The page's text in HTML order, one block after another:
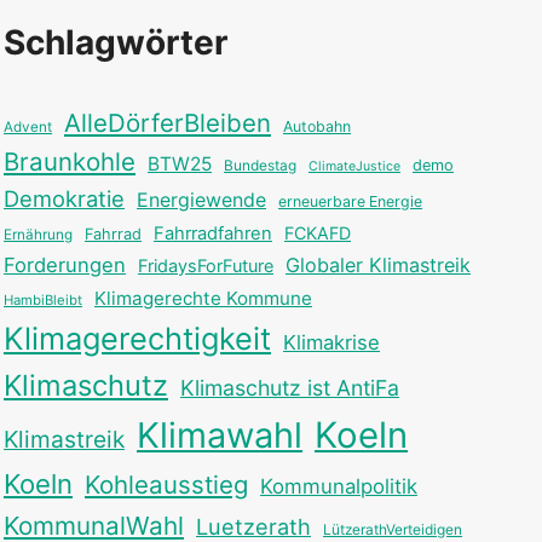
Schlagwörter
Advent AlleDörferBleiben Autobahn
Braunkohle BTW25 Bundestag ClimateJustice demo
Demokratie Energiewende erneuerbare Energie
Ernährung Fahrrad Fahrradfahren FCKAFD
Forderungen FridaysForFuture Globaler Klimastreik
HambiBleibt Klimagerechte Kommune
Klimagerechtigkeit Klimakrise
Klimaschutz Klimaschutz ist AntiFa
Klimastreik Klimawahl Koeln
Koeln Kohleausstieg Kommunalpolitik
KommunalWahl Luetzerath LützerathVerteidigen